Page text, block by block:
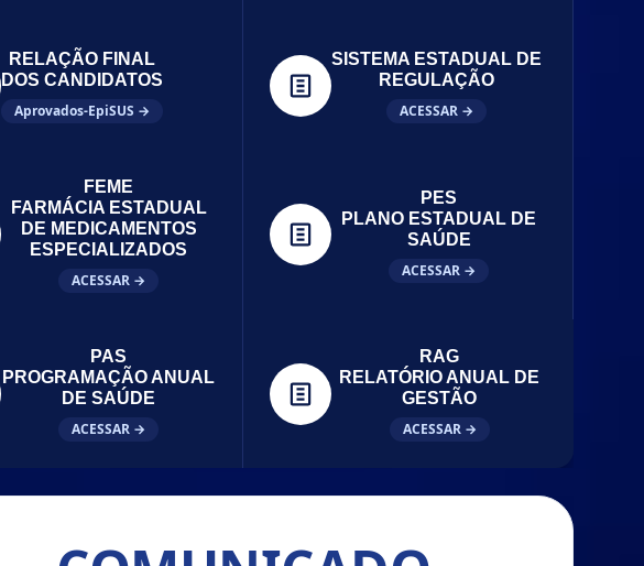
RELAÇÃO FINAL
DOS CANDIDATOS
Aprovados-EpiSUS →
SISTEMA ESTADUAL DE
REGULAÇÃO
ACESSAR →
FEME
FARMÁCIA ESTADUAL
DE MEDICAMENTOS
ESPECIALIZADOS
ACESSAR →
PES
PLANO ESTADUAL DE
SAÚDE
ACESSAR →
PAS
PROGRAMAÇÃO ANUAL
DE SAÚDE
ACESSAR →
RAG
RELATÓRIO ANUAL DE
GESTÃO
ACESSAR →